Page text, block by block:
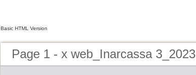
Basic HTML Version
Page 1 - x web_Inarcassa 3_2023